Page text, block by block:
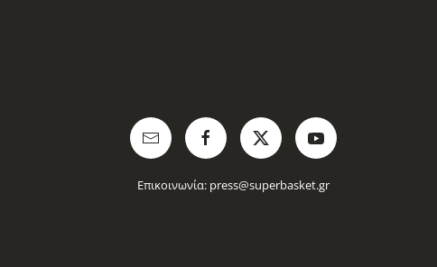
Επικοινωνία: press@superbasket.gr